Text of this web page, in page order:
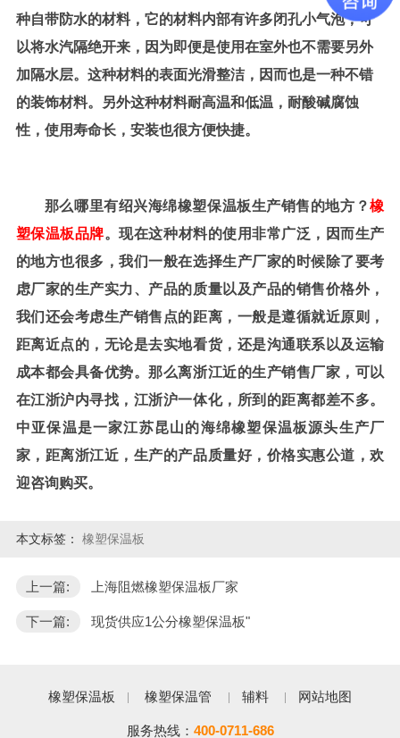
种自带防水的材料，它的材料内部有许多闭孔小气泡，可
以将水汽隔绝开来，因为即便是使用在室外也不需要另外
加隔水层。这种材料的表面光滑整洁，因而也是一种不错
的装饰材料。另外这种材料耐高温和低温，耐酸碱腐蚀
性，使用寿命长，安装也很方便快捷。
那么哪里有绍兴海绵橡塑保温板生产销售的地方？橡
塑保温板品牌。现在这种材料的使用非常广泛，因而生产
的地方也很多，我们一般在选择生产厂家的时候除了要考
虑厂家的生产实力、产品的质量以及产品的销售价格外，
我们还会考虑生产销售点的距离，一般是遵循就近原则，
距离近点的，无论是去实地看货，还是沟通联系以及运输
成本都会具备优势。那么离浙江近的生产销售厂家，可以
在江浙沪内寻找，江浙沪一体化，所到的距离都差不多。
中亚保温是一家江苏昆山的海绵橡塑保温板源头生产厂
家，距离浙江近，生产的产品质量好，价格实惠公道，欢
迎咨询购买。
本文标签： 橡塑保温板
上一篇: 上海阻燃橡塑保温板厂家
下一篇: 现货供应1公分橡塑保温板"
橡塑保温板 橡塑保温管 辅料 网站地图
服务热线： 400-0711-686